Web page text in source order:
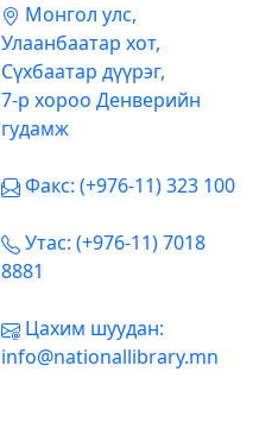
Mонгол улс,
Улаанбаатар хот,
Сүхбаатар дүүрэг,
7-р хороо Денверийн
гудамж
Факс: (+976-11) 323 100
Утас: (+976-11) 7018
8881
Цахим шуудан:
info@nationallibrary.mn